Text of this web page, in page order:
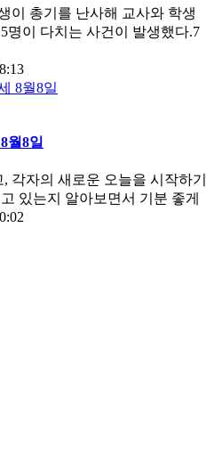
이 총기를 난사해 교사와 학생
명이 다치는 사건이 발생했다.7
월8일
각자의 새로운 오늘을 시작하기
있는지 알아보면서 기분 좋게